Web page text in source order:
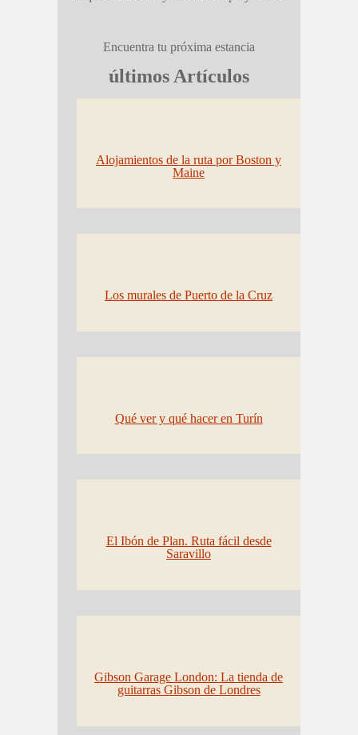
Encuentra tu próxima estancia
últimos Artículos
Alojamientos de la ruta por Boston y
Maine
Los murales de Puerto de la Cruz
Qué ver y qué hacer en Turín
El Ibón de Plan. Ruta fácil desde
Saravillo
Gibson Garage London: La tienda de
guitarras Gibson de Londres